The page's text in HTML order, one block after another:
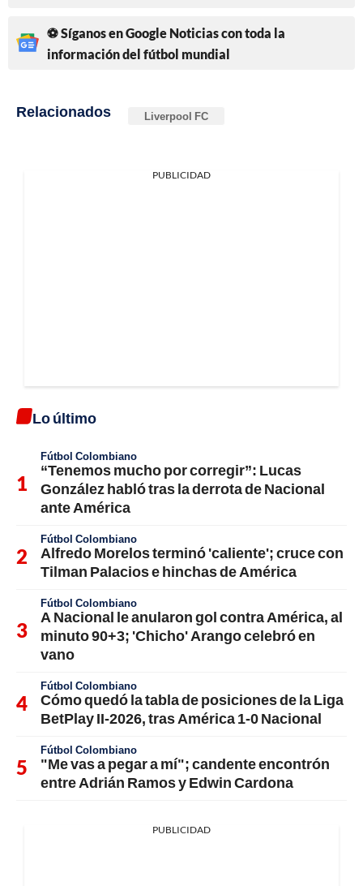
⚽ Síganos en Google Noticias con toda la
información del fútbol mundial
Relacionados Liverpool FC
PUBLICIDAD
Lo último
Fútbol Colombiano
“Tenemos mucho por corregir”: Lucas
González habló tras la derrota de Nacional
ante América
Fútbol Colombiano
Alfredo Morelos terminó 'caliente'; cruce con
Tilman Palacios e hinchas de América
Fútbol Colombiano
A Nacional le anularon gol contra América, al
minuto 90+3; 'Chicho' Arango celebró en
vano
Fútbol Colombiano
Cómo quedó la tabla de posiciones de la Liga
BetPlay II-2026, tras América 1-0 Nacional
Fútbol Colombiano
"Me vas a pegar a mí"; candente encontrón
entre Adrián Ramos y Edwin Cardona
PUBLICIDAD